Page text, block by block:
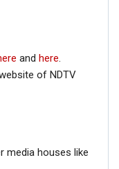
and here
of NDTV
media houses like